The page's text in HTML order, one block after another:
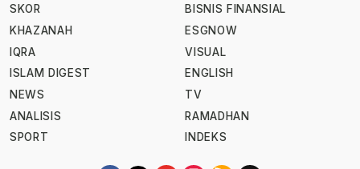
SKOR
KHAZANAH
IQRA
ISLAM DIGEST
NEWS
ANALISIS
SPORT
BISNIS FINANSIAL
ESGNOW
VISUAL
ENGLISH
TV
RAMADHAN
INDEKS